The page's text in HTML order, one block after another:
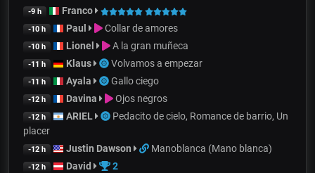
-9 h Franco
-10 h Paul Collar de amores
-10 h Lionel A la gran muñeca
-11 h Klaus Volvamos a empezar
-11 h Ayala Gallo ciego
-12 h Davina Ojos negros
-12 h ARIEL
Pedacito de cielo, Romance de barrio, Un
placer
-12 h Justin Dawson Manoblanca (Mano blanca)
-12 h David 2